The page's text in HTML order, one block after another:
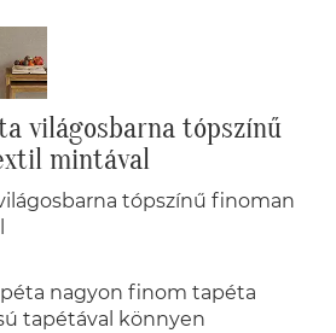
világosbarna tópszínű
mintával
tópszínű finoman
nagyon finom tapéta
tapétával könnyen